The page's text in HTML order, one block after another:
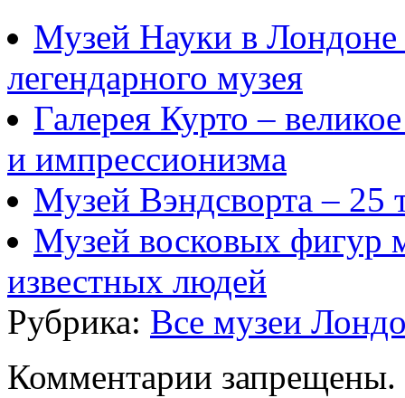
Музей Науки в Лондоне
легендарного музея
Галерея Курто –
и импрессионизма
Музей Вэндсворта – 25
Музей восковых фигур
известных людей
Рубрика: Все музеи
Комментарии запрещены.